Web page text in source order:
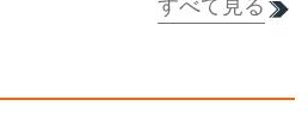
すべて見る